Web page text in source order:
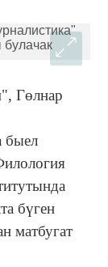
Гөлнар
быел
бүген
матбугат